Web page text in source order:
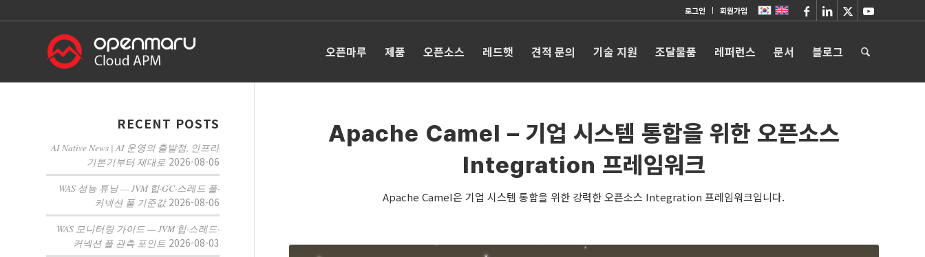
로그인 회원가입
오픈마루 제품 오픈소스 레드햇 견적 문의 기술 지원 조달물품 레퍼런스 문서 블로그
Apache Camel – 기업 시스템 통합을 위한 오픈소스
Integration 프레임워크
Apache Camel은 기업 시스템 통합을 위한 강력한 오픈소스 Integration 프레임워크입니다.
RECENT POSTS
AI Native News | AI 운영의 출발점, 인프라
기본기부터 제대로 2026-08-06
WAS 성능 튜닝 — JVM 힙·GC·스레드 풀·
커넥션 풀 기준값 2026-08-06
WAS 모니터링 가이드 — JVM 힙·스레드·
커넥션 풀 관측 포인트 2026-08-03